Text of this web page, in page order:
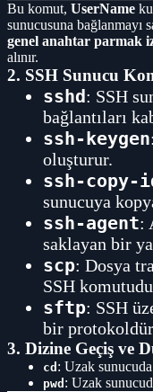
Bu komut, UserName
sunucusuna bağlanmayı
genel anahtar parmak
alınır.
2. SSH Sunucu
sshd: SSH
bağlantıları
ssh-keygen
oluşturur.
ssh-copy-
sunucuya
ssh-agent:
saklayan bir
scp: Dosya
SSH
sftp: SSH
bir
3. Dizine Geçiş ve
cd : Uzak
pwd : Uzak